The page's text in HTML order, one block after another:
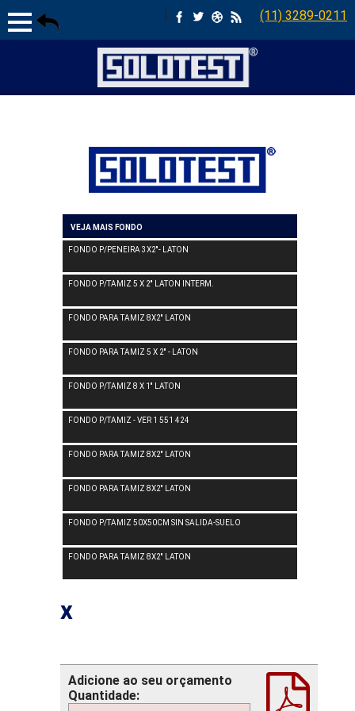
| (11) 3289-0211
VEJA MAIS FONDO
FONDO P/PENEIRA 3X2''- LATON
FONDO P/TAMIZ 5 X 2'' LATON INTERM.
FONDO PARA TAMIZ 8X2'' LATON
FONDO PARA TAMIZ 5 X 2'' - LATON
FONDO P/TAMIZ 8 X 1'' LATON
FONDO P/TAMIZ - VER 1 551 424
FONDO PARA TAMIZ 8X2'' LATON
FONDO PARA TAMIZ 8X2'' LATON
FONDO P/TAMIZ 50X50CM SIN SALIDA-SUELO
FONDO PARA TAMIZ 8X2'' LATON
x
Adicione ao seu orçamento
Quantidade: